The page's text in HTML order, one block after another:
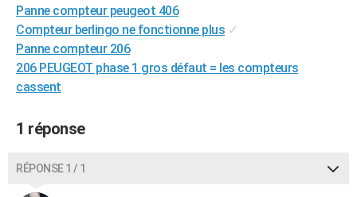
GUIDES D'ACHAT
BONS PLANS
CARTE DE VOEUX
DICTIONNAIRE
Panne compteur peugeot 406
Compteur berlingo ne fonctionne plus ✓
Panne compteur 206
206 PEUGEOT phase 1 gros défaut = les compteurs
cassent
1 réponse
RÉPONSE 1 / 1